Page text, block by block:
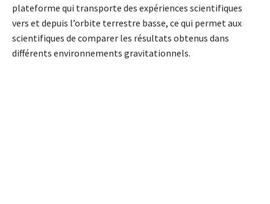
plateforme qui transporte des expériences scientifiques
vers et depuis l’orbite terrestre basse, ce qui permet aux
scientifiques de comparer les résultats obtenus dans
différents environnements gravitationnels.